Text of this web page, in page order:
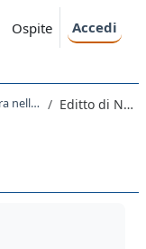
Ospite Accedi
33 34 Francia e Inghilterra nella seconda metà del 500 Editto di Nantes (1598)